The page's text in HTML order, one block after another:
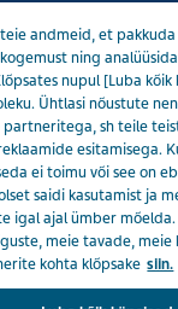
ja
omavahel
andmeid, et
ning
nupul [Luba
Ühtlasi nõustute
partneritega, sh teile
esitamisega.
ei toimu või see on
saidi kasutamist ja
igal ajal ümber
meie tavade,
kohta klõpsake siin.